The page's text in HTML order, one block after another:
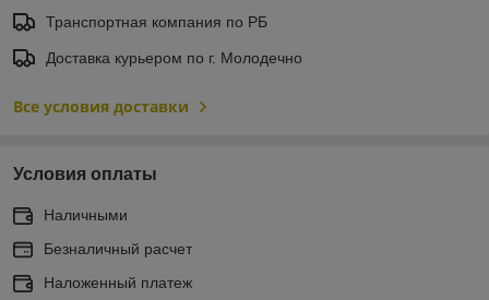
Транспортная компания по РБ
Доставка курьером по г. Молодечно
Все условия доставки
Условия оплаты
Наличными
Безналичный расчет
Наложенный платеж